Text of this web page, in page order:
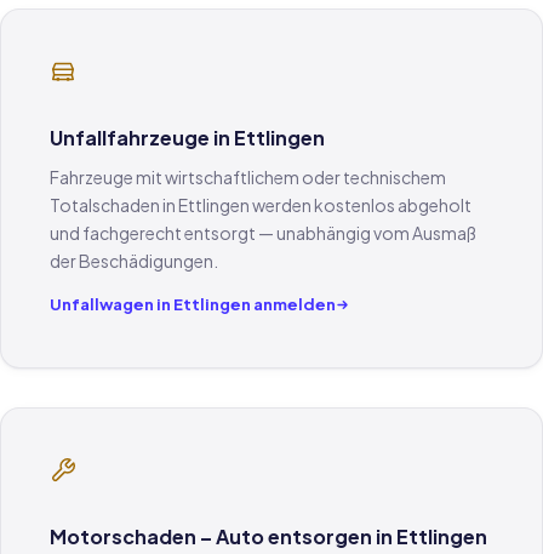
Unfallfahrzeuge in Ettlingen
Fahrzeuge mit wirtschaftlichem oder technischem
Totalschaden in Ettlingen werden kostenlos abgeholt
und fachgerecht entsorgt — unabhängig vom Ausmaß
der Beschädigungen.
Unfallwagen in Ettlingen anmelden
Motorschaden – Auto entsorgen in Ettlingen